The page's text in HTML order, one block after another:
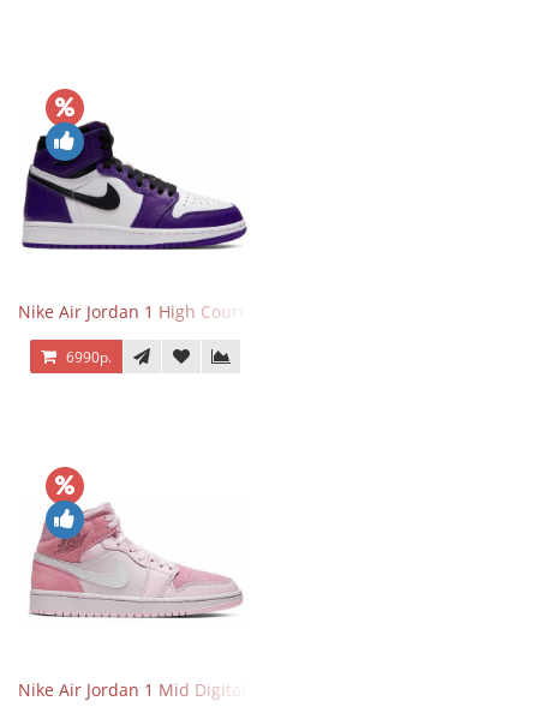
Nike Air Jordan 1 High Court Purple 2.0
6990р.
Nike Air Jordan 1 Mid Digital Pink